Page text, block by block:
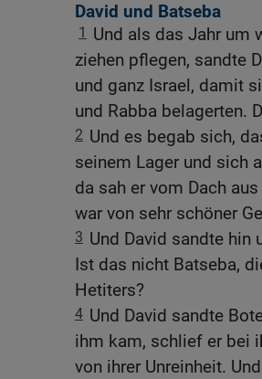
David und Batseba
1
Und als das Jahr um
ziehen pflegen, sandte
und ganz Israel, damit
und Rabba belagerten.
2 Und es begab sich,
seinem Lager und sich
da sah er vom Dach
war von sehr schöner
3 Und David sandte hin
Ist das nicht Batseba,
Hetiters?
4 Und David sandte
ihm kam, schlief er bei
von ihrer Unreinheit.